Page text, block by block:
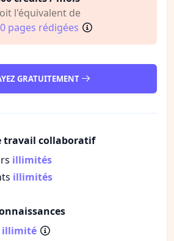
l'équivalent de
pages rédigées
GRATUITEMENT
travail collaboratif
illimités
illimités
illimité